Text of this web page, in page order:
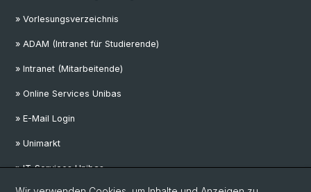
» Vorlesungsverzeichnis
» ADAM (Intranet für Studierende)
» Intranet (Mitarbeitende)
» Online Services Unibas
» E-Mail Login
» Unimarkt
» IT-Services Unibas